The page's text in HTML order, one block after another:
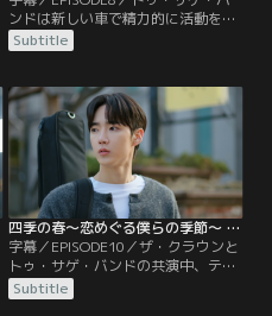
ンドは新しい車で精力的に活動を続
ける中、外出中に現金が入ったスー
ツケースが盗まれてしまう。心当た
が、意外な人物の姿に困惑する。一
方で、サゲと父親の激しい口論を目
撃したテヤンは、サゲの言動が頭か
ら離れない。じっとしていられなく
なったテヤンは、再びトゥ・サゲ・
バンドに会うため…。
Subtitle
四季の春～恋めぐる僕らの季節～ 第10話（最終話）／字幕
字幕／EPISODE10／ザ・クラウンと
トゥ・サゲ・バンドの共演中、テヤ
ンはサゲをかばい負傷してしまう。
これをきっかけに、テヤンの秘めた
Subtitle